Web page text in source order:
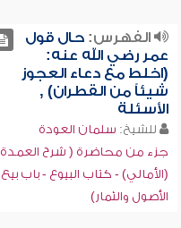
الفهرس:حال قول
عمر رضي الله عنه:
(اخلط مع دعاء العجوز
شيئاً من القطران) ,
الأسئلة
للشيخ: سلمان العودة
جزء من محاضرة ( شرح العمدة
(الأمالي) - كتاب البيوع - باب بيع
الأصول والثمار)